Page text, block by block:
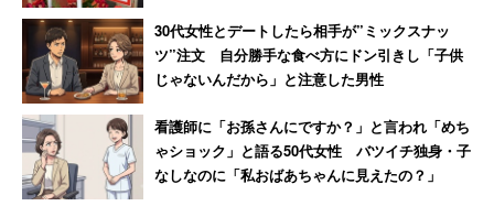
30代女性とデートしたら相手が”ミックスナッ
ツ”注文 自分勝手な食べ方にドン引きし「子供
じゃないんだから」と注意した男性
看護師に「お孫さんにですか？」と言われ「めち
ゃショック」と語る50代女性 バツイチ独身・子
なしなのに「私おばあちゃんに見えたの？」